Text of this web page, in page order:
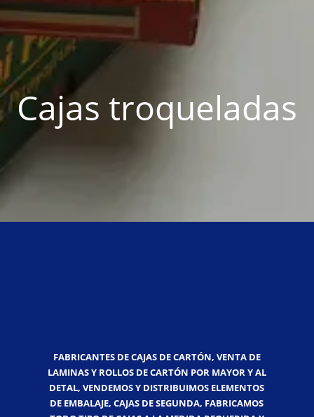
Cajas troqueladas
FABRICANTES DE CAJAS DE CARTÓN, VENTA DE
LAMINAS Y ROLLOS DE CARTÓN POR MAYOR Y AL
DETAL, VENDEMOS Y DISTRIBUIMOS ELEMENTOS
DE EMBALAJE, CAJAS DE SEGUNDA, FABRICAMOS